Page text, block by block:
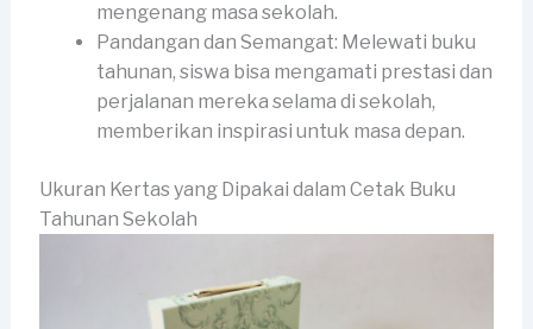
mengenang masa sekolah.
Pandangan dan Semangat: Melewati buku
tahunan, siswa bisa mengamati prestasi dan
perjalanan mereka selama di sekolah,
memberikan inspirasi untuk masa depan.
Ukuran Kertas yang Dipakai dalam Cetak Buku
Tahunan Sekolah